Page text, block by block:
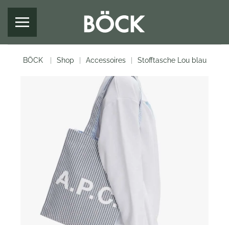
Zum Hauptinhalt springen
BÖCK Shop Accessoires Stofftasche Lou blau